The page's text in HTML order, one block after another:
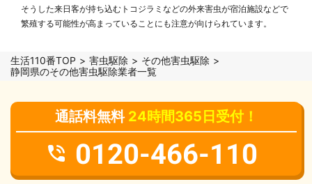
そうした来日客が持ち込むトコジラミなどの外来害虫が宿泊施設などで
繁殖する可能性が高まっていることにも注意が向けられています。
生活110番TOP 害虫駆除
その他害虫駆除
静岡県のその他害虫駆除業者一覧
通話料無料 24時間365日受付！
0120-466-110